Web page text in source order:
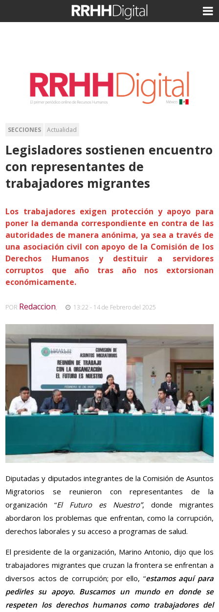
SECCIONES Actualidad
Legisladores sostienen encuentro
con representantes de
trabajadores migrantes
Los trabajadores exigen protección y apoyo para
poner la demanda correspondiente en contra de las
autoridades de manera anónima, ya sea a través de
una asociación civil con apoyo de la Comisión de los
Derechos Humanos y destituir a servidores
corruptos que año tras año nos extorsionan
económicamente.
POR Redaccion, 13:22 - 14 de Febrero del 2025
Diputadas y diputados integrantes de la Comisión de Asuntos
Migratorios se reunieron con representantes de la
organización “El Futuro es Nuestro”, donde migrantes
abordaron los problemas que enfrentan, como la corrupción,
derechos laborales y su acceso a programas de salud.
El presidente de la organización, Marino Antonio, dijo que los
trabajadores migrantes que cruzan la frontera se enfrentan a
diversos actos de corrupción; por ello, “estamos aquí para
pedirles su apoyo. Buscamos un mundo en donde se
respeten los derechos humanos como trabajadores del